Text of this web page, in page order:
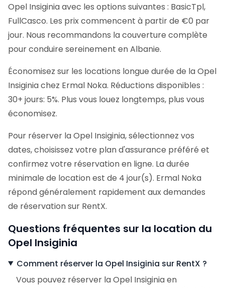
Opel Insiginia avec les options suivantes : BasicTpl,
FullCasco. Les prix commencent à partir de €0 par
jour. Nous recommandons la couverture complète
pour conduire sereinement en Albanie.
Économisez sur les locations longue durée de la Opel
Insiginia chez Ermal Noka. Réductions disponibles :
30+ jours: 5%. Plus vous louez longtemps, plus vous
économisez.
Pour réserver la Opel Insiginia, sélectionnez vos
dates, choisissez votre plan d'assurance préféré et
confirmez votre réservation en ligne. La durée
minimale de location est de 4 jour(s). Ermal Noka
répond généralement rapidement aux demandes
de réservation sur RentX.
Questions fréquentes sur la location du
Opel Insiginia
Comment réserver la Opel Insiginia sur RentX ?
Vous pouvez réserver la Opel Insiginia en